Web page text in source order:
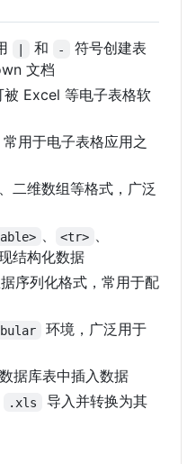
| 和 -
符号创建表
文档
被 Excel 等电子表格软
常用于电子表格应用之
二维数组等格式，广泛
、 <tr> 、
结构化数据
序列化格式，常用于配
环境，广泛用于
据库表中插入数据
.xls
导入并转换为其